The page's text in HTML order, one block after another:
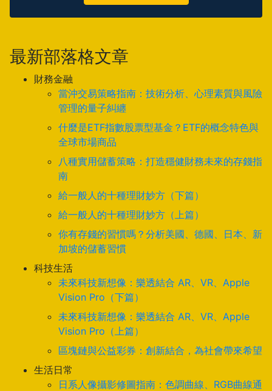
最新部落格文章
財務金融
當沖交易策略指南：技術分析、心理素質與風險
管理的量子糾纏
什麼是ETF指數股票型基金？ETF的概念特色與
全球市場商品
八種實用儲蓄策略：打造穩健財務未來的存錢指
南
給一般人的十種理財妙方（下篇）
給一般人的十種理財妙方（上篇）
你有存錢的習慣嗎？分析美國、德國、日本、新
加坡的儲蓄習慣
科技生活
未來科技新想像：樂透結合 AR、VR、Apple
Vision Pro（下篇）
未來科技新想像：樂透結合 AR、VR、Apple
Vision Pro（上篇）
區塊鏈與公益彩券：創新結合，為社會帶來希望
生活日常
日系人像攝影修圖指南：色調曲線、RGB曲線通